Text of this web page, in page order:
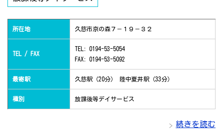
所在地 久慈市京の森７－１９－３２
TEL / FAX
TEL: 0194-53-5054
FAX: 0194-53-5092
最寄駅 久慈駅（20分） 陸中夏井駅（33分）
種別 放課後等デイサービス
続きを読む